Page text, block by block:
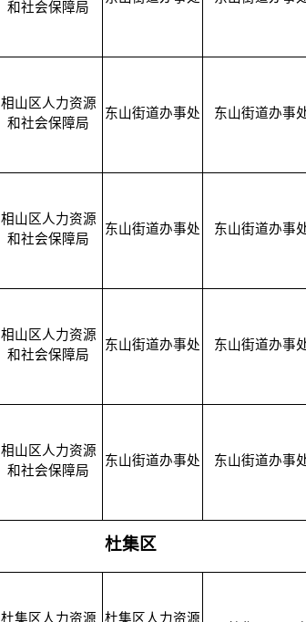
和社会保障局
相山区人力资源
和社会保障局
东山街道办事处 东山街道办事
相山区人力资源
和社会保障局
东山街道办事处 东山街道办事
相山区人力资源
和社会保障局
东山街道办事处 东山街道办事
相山区人力资源
和社会保障局
东山街道办事处 东山街道办事
杜集区
杜集区人力资源 杜集区人力资源